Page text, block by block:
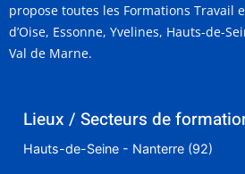
propose toutes les Formations Travail
d’Oise, Essonne, Yvelines, Hauts-de-
Val de Marne.
Lieux / Secteurs de
Hauts-de-Seine - Nanterre (92)